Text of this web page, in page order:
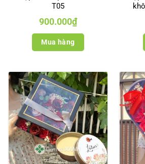
T05
900.000₫
Mua hàng